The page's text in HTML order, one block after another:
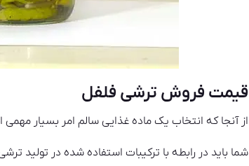
قیمت فروش ترشی فلفل
از آنجا که انتخاب یک ماده غذایی سالم امر بسیار
شما باید در رابطه با ترکیبات استفاده شده در تولید